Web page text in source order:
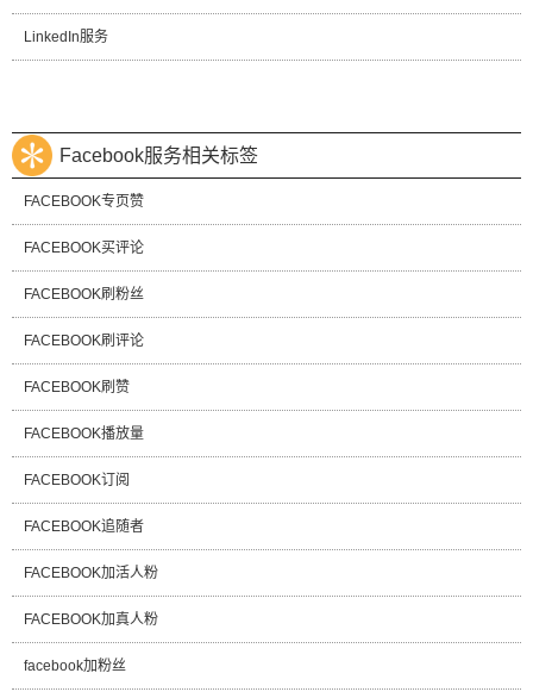
LinkedIn服务
Facebook服务相关标签
FACEBOOK专页赞
FACEBOOK买评论
FACEBOOK刷粉丝
FACEBOOK刷评论
FACEBOOK刷赞
FACEBOOK播放量
FACEBOOK订阅
FACEBOOK追随者
FACEBOOK加活人粉
FACEBOOK加真人粉
facebook加粉丝